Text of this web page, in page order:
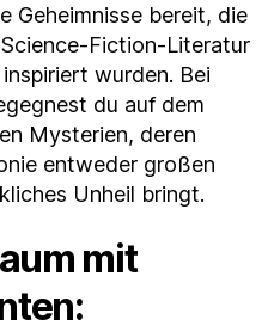
Geheimnisse bereit, die
Fiction-Literatur
wurden. Bei
du auf dem
Mysterien, deren
entweder großen
Unheil bringt.
mit